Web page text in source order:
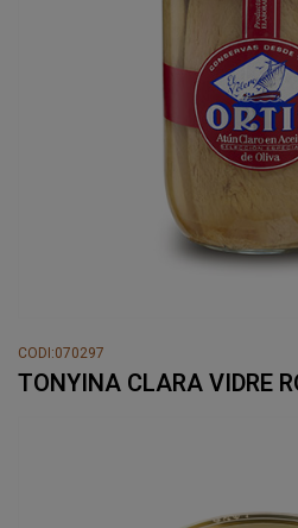
CODI:070297
TONYINA CLARA VIDRE